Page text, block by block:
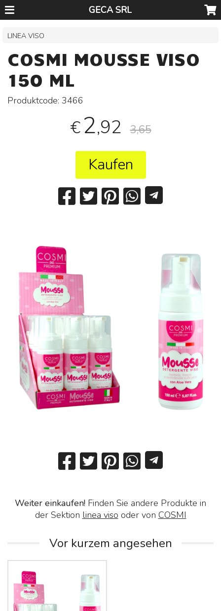
GECA SRL
LINEA VISO
COSMI MOUSSE VISO
150 ML
Produktcode:3466
€2,92 3,65
Kaufen
Weiter einkaufen! Finden Sie andere Produkte in
der Sektion linea viso oder von COSMI
Vor kurzem angesehen